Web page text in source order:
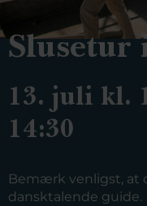
Slusetur
13. juli kl.
14:30
Bemærk venligst, at
dansktalende guide.